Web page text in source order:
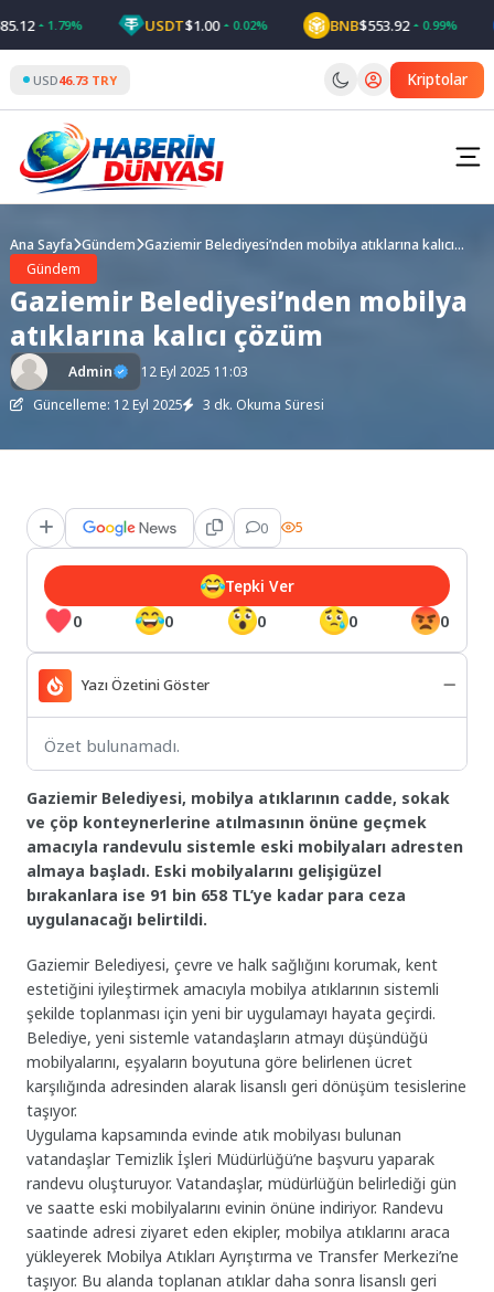
to
content
1.79% USDT$1.00 0.02% BNB$553.92 0.99%
USD46.73 TRY Kriptolar
Ana Sayfa Gündem Gaziemir Belediyesi’nden mobilya atıklarına kalıcı
Gündem
Gaziemir Belediyesi’nden mobilya
atıklarına kalıcı çözüm
Admin
12 Eyl 2025 11:03
Güncelleme: 12 Eyl 2025
3 dk. Okuma Süresi
0 5
0 0 0 0 0
Tepki Ver
Yazı Özetini Göster
Özet bulunamadı.
Gaziemir Belediyesi, mobilya atıklarının cadde, sokak
ve çöp konteynerlerine atılmasının önüne geçmek
amacıyla randevulu sistemle eski mobilyaları adresten
almaya başladı. Eski mobilyalarını gelişigüzel
bırakanlara ise 91 bin 658 TL’ye kadar para ceza
uygulanacağı belirtildi.
Gaziemir Belediyesi, çevre ve halk sağlığını korumak, kent
estetiğini iyileştirmek amacıyla mobilya atıklarının sistemli
şekilde toplanması için yeni bir uygulamayı hayata geçirdi.
Belediye, yeni sistemle vatandaşların atmayı düşündüğü
mobilyalarını, eşyaların boyutuna göre belirlenen ücret
karşılığında adresinden alarak lisanslı geri dönüşüm tesislerine
taşıyor.
Uygulama kapsamında evinde atık mobilyası bulunan
vatandaşlar Temizlik İşleri Müdürlüğü’ne başvuru yaparak
randevu oluşturuyor. Vatandaşlar, müdürlüğün belirlediği gün
ve saatte eski mobilyalarını evinin önüne indiriyor. Randevu
saatinde adresi ziyaret eden ekipler, mobilya atıklarını araca
yükleyerek Mobilya Atıkları Ayrıştırma ve Transfer Merkezi’ne
taşıyor. Bu alanda toplanan atıklar daha sonra lisanslı geri